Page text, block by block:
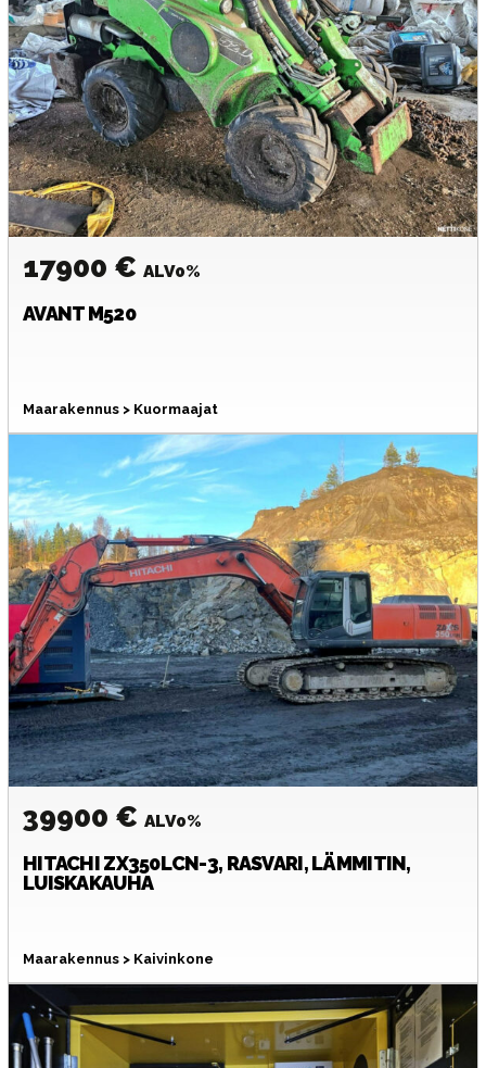
17900 € ALV0%
AVANT M520
Maarakennus > Kuormaajat
39900 € ALV0%
HITACHIZX350LCN-3, RASVARI, LÄMMITIN,
LUISKAKAUHA
Maarakennus > Kaivinkone